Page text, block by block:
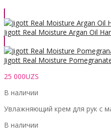
Jigott Real Moisture Argan Oil
Jigott Real Moisture
25 000UZS
В наличии
Увлажняющий крем для рук с
В наличии